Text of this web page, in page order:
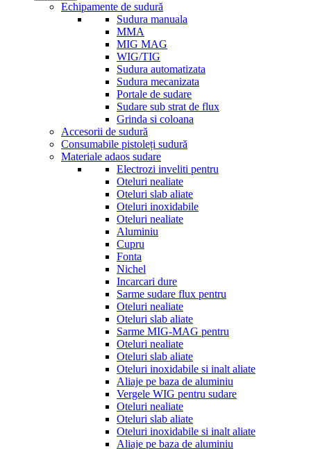
Echipamente de sudură
Sudura manuala
MMA
MIG MAG
WIG/TIG
Sudura automatizata
Sudura mecanizata
Portale de sudare
Sudare sub strat de flux
Grinda si coloana
Accesorii de sudură
Consumabile pistoleți sudură
Materiale adaos sudare
Electrozi inveliti pentru
Oteluri nealiate
Oteluri slab aliate
Oteluri inoxidabile
Oteluri nealiate
Aluminiu
Cupru
Fonta
Nichel
Incarcari dure
Sarme sudare flux pentru
Oteluri nealiate
Oteluri slab aliate
Sarme MIG-MAG pentru
Oteluri nealiate
Oteluri slab aliate
Oteluri inoxidabile si inalt aliate
Aliaje pe baza de aluminiu
Vergele WIG pentru sudare
Oteluri nealiate
Oteluri slab aliate
Oteluri inoxidabile si inalt aliate
Aliaje pe baza de aluminiu